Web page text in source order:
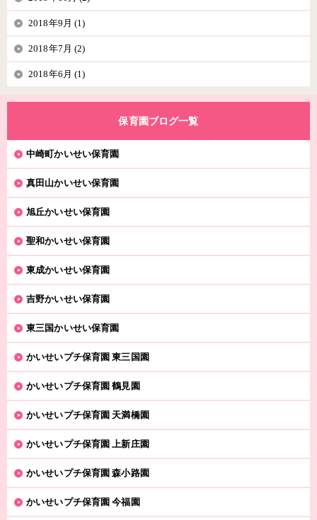
2018年9月 (1)
2018年7月 (2)
2018年6月 (1)
保育園ブログ一覧
中崎町かいせい保育園
真田山かいせい保育園
旭丘かいせい保育園
聖和かいせい保育園
東成かいせい保育園
吉野かいせい保育園
東三国かいせい保育園
かいせいプチ保育園 東三国園
かいせいプチ保育園 鶴見園
かいせいプチ保育園 天満橋園
かいせいプチ保育園 上新庄園
かいせいプチ保育園 森小路園
かいせいプチ保育園 今福園